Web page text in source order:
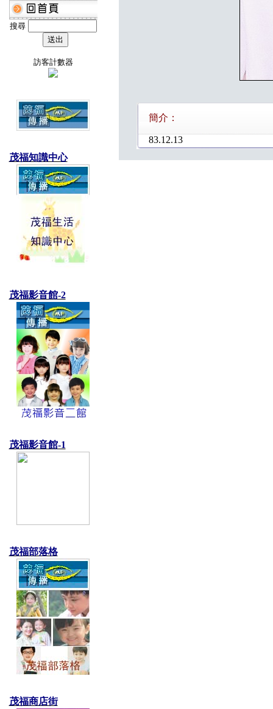
搜尋
訪客計數器
茂福知識中心
茂福影音館-2
茂福影音館-1
茂福部落格
茂福商店街
簡介：
83.12.13